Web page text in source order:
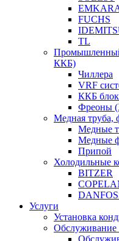
FUCHS
TL
ККБ)
Чиллера
VRF
ККБ
Фреоны
Медная труба,
Медные
Медные
Припой
Холодильные
BITZER
Услуги
Установка
Обслуживание